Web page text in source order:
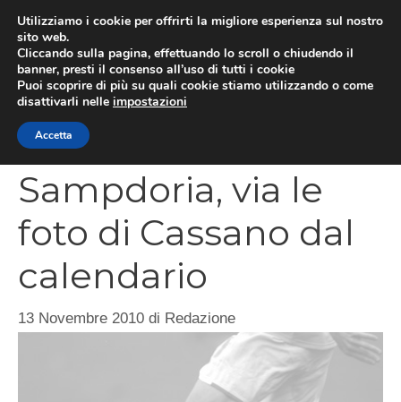
contenuto
Sampdoria, via le
foto di Cassano dal
calendario
13 Novembre 2010 di Redazione
Utilizziamo i cookie per offrirti la migliore esperienza sul nostro
sito web.
Cliccando sulla pagina, effettuando lo scroll o chiudendo il
banner, presti il consenso all’uso di tutti i cookie
Puoi scoprire di più su quali cookie stiamo utilizzando o come
disattivarli nelle impostazioni
Accetta